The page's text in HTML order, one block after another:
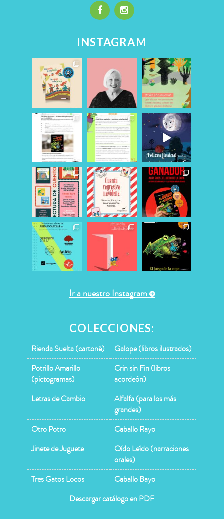
INSTAGRAM
Ir a nuestro Instagram
COLECCIONES:
Rienda Suelta (cartoné)
Galope (libros ilustrados)
Potrillo Amarillo
(pictogramas)
Crin sin Fin (libros
acordeón)
Letras de Cambio
Alfalfa (para los más
grandes)
Otro Potro
Caballo Rayo
Jinete de Juguete
Oído Leído (narraciones
orales)
Tres Gatos Locos
Caballo Bayo
Descargar catálogo en PDF